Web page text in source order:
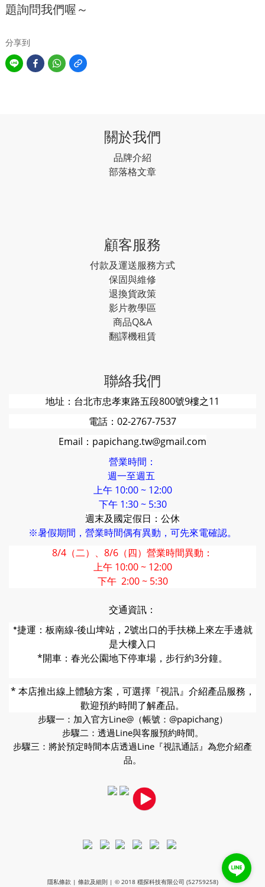
題詢問我們喔～
分享到
關於我們
品牌介紹
部落格文章
顧客服務
付款及運送服務方式
保固與維修
退換貨政策
影片教學區
商品Q&A
翻譯機租賃
聯絡我們
地址：台北市忠孝東路五段800號9樓之11
電話：02-2767-7537
Email：papichang.tw@gmail.com
營業時間：
週一至週五
上午 10:00 ~ 12:00
下午 1:30 ~ 5:30
週末及國定假日：公休
※暑假期間，營業時間偶有異動，可先來電確認。
8/4（二）、8/6（四）營業時間異動：
上午 10:00 ~ 12:00
下午 2:00 ~ 5:30
交通資訊：
*捷運：板南線-後山埤站，2號出口的手扶梯上來左手邊就
是大樓入口
*開車：春光公園地下停車場，步行約3分鐘。
* 本店推出線上體驗方案，可選擇『視訊』介紹產品服務，
歡迎預約時間了解產品。
步驟一：加入官方Line@（帳號：@papichang）
步驟二：透過Line與客服預約時間。
步驟三：將於預定時間本店透過Line『視訊通話』為您介紹產
品。
隱私條款 | 條款及細則 | © 2018 穩探科技有限公司 (52759258)